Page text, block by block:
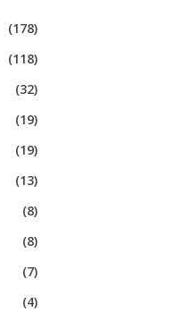
(178)
(118)
(32)
(19)
(19)
(13)
(8)
(8)
(7)
(4)